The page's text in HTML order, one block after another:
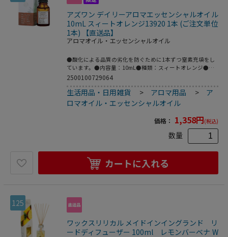
アズワン デイリーアロマエッセンシャルオイル
10mL スィートオレンジ13920 1本 (ご注文単位
1本) 【直送品】
アロマオイル・エッセンシャルオイル
●酸化による品質の劣化を防ぐために1本ずつ窒素充填をし
ています。●内容量：10mL●種類：スィートオレンジ●※
社団法人日本アロマ環境協会（AEAJ）表示基準適合認定精
です。
2500100729064
生活用品・日用雑貨 > アロマ用品 > ア
ロマオイル・エッセンシャルオイル
価格： 1,358円(税込)
数量
カートに入れる
125
ワックスリリカル メイドインイングランド リ
ードディフューザー 100ml レモンバーベナ W